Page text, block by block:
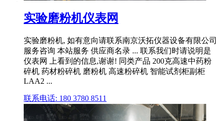
实验磨粉机仪表网
实验磨粉机, 如有意向请联系南京沃拓仪器设备有限公司
服务咨询 本站服务 供应商名录 ... 联系我们时请说明是
仪表网 上看到的信息,谢谢! 同类产品 200克高速中药粉
碎机 药材粉碎机 磨粉机 高速粉碎机 智能试剂柜副柜
LAA2 ...
联系电话: 180 3780 8511